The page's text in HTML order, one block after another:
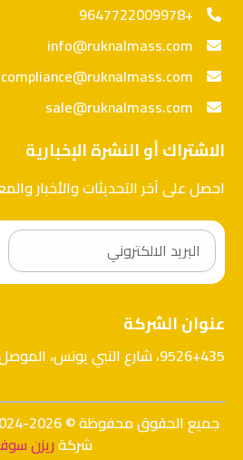
+9647722009978
info@ruknalmass.com
compliance@ruknalmass.com
sale@ruknalmass.com
الاشتراك أو النشرة الإخبارية
احصل على آخر التحديثات والأخبار
عنوان الشركة
9526+435، شارع النبي يونس، الموصل، نينوى محافظة
شركةريزن